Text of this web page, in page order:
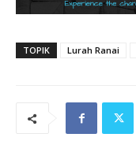
TOPIK Lurah Ranai